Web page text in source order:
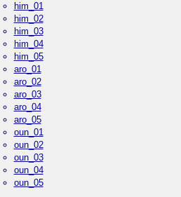
him_01
him_02
him_03
him_04
him_05
aro_01
aro_02
aro_03
aro_04
aro_05
oun_01
oun_02
oun_03
oun_04
oun_05